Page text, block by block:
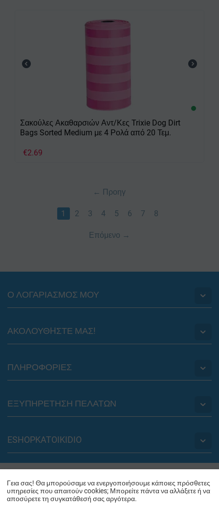
Σακούλες Ακαθαρσιών Αντ/Κες Trixie Dog Dirt
Bags Sorted Medium με 4 Ρολά από 20 Τεμ.
€2.69
Προηγ
1 2 3 4 5 6 7 8
Επόμενο
Ο ΛΟΓΑΡΙΑΣΜΟΣ ΜΟΥ
ΑΚΟΛΟΥΘHΣΤΕ ΜΑΣ!
ΠΛΗΡΟΦΟΡΙΕΣ
ΕΞΥΠΗΡΕΤΗΣΗ ΠΕΛΑΤΩΝ
ESHOPKATOIKIDIO
Γεια σας! Θα μπορούσαμε να ενεργοποιήσουμε κάποιες πρόσθετες
υπηρεσίες που απαιτούν cookies; Μπορείτε πάντα να αλλάξετε ή να
αποσύρετε τη συγκατάθεσή σας αργότερα.